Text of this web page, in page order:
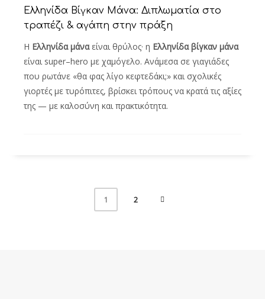
Ελληνίδα Βίγκαν Μάνα: Διπλωματία στο
τραπέζι & αγάπη στην πράξη
Η Ελληνίδα μάναείναι θρύλος· η Ελληνίδα βίγκαν μάνα
είναι super–hero με χαμόγελο. Ανάμεσα σε γιαγιάδες
που ρωτάνε «θα φας λίγο κεφτεδάκι;» και σχολικές
γιορτές με τυρόπιτες, βρίσκει τρόπους να κρατά τις αξίες
της — με καλοσύνη και πρακτικότητα.
1 2